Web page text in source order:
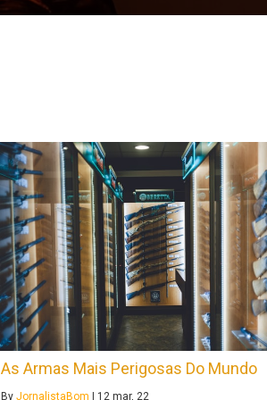
As Armas Mais Perigosas Do Mundo
By JornalistaBom | 12 mar, 22